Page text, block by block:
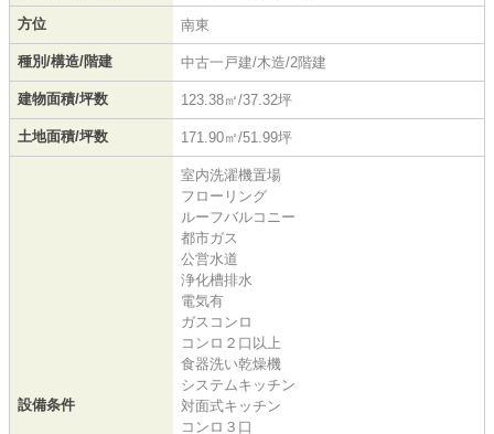
方位 南東
種別/構造/階建 中古一戸建/木造/2階建
建物面積/坪数 123.38㎡/37.32坪
土地面積/坪数 171.90㎡/51.99坪
設備条件
室内洗濯機置場
フローリング
ルーフバルコニー
都市ガス
公営水道
浄化槽排水
電気有
ガスコンロ
コンロ２口以上
食器洗い乾燥機
システムキッチン
対面式キッチン
コンロ３口